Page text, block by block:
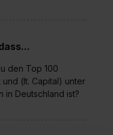
den Top 100
(lt. Capital) unter
Deutschland ist?